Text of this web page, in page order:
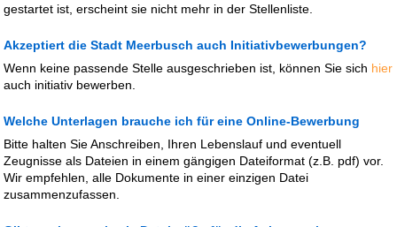
gestartet ist, erscheint sie nicht mehr in der Stellenliste.
Akzeptiert die Stadt Meerbusch auch Initiativbewerbungen?
Wenn keine passende Stelle ausgeschrieben ist, können Sie sich hier
auch initiativ bewerben.
Welche Unterlagen brauche ich für eine Online-Bewerbung
Bitte halten Sie Anschreiben, Ihren Lebenslauf und eventuell
Zeugnisse als Dateien in einem gängigen Dateiformat (z.B. pdf) vor.
Wir empfehlen, alle Dokumente in einer einzigen Datei
zusammenzufassen.